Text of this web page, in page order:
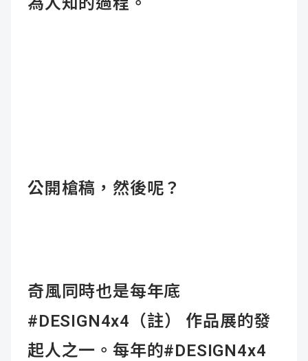
公開槍稿，然後呢？
奇風同時也是每年底
#DESIGN4x4（註） 作品展的發
起人之一。每年的#DESIGN4x4